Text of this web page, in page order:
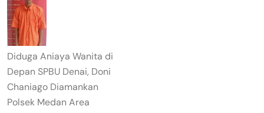
Diduga Aniaya Wanita di
Depan SPBU Denai, Doni
Chaniago Diamankan
Polsek Medan Area